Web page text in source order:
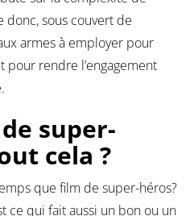
donc, sous couvert de
armes à employer pour
rendre l’engagement
super-
cela ?
que film de super-héros?
ce qui fait aussi un bon ou un